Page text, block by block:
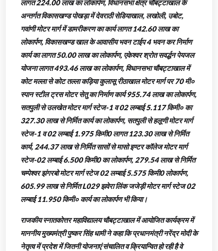
लागत 224.00 लाख का लोकार्पण, विधानसभा क्षेत्र चौबट्टाखाल के
अन्तर्गत विकासखण्ड पोखड़ा में देवराठी सेडियाखाल, लखोली, उबोट,
गवांणी मोटर मार्ग में डामरीकरण का कार्य लागत 142.60 लाख का
लोकार्पण, विकासखण्ड खाल के आवासीय भवन टाईप 4 भवन कर निर्माण
कार्य का लागत 50.00 लाख का लोकार्पण, एकेश्वर श्रोत सवर्द्धन पेयजल
योजना लागत 493.46 लाख का लोकार्पण, विधानसभा चौबट्टाखाल में
कोट मल्ला से कोट तल्ला कड़िया कुलासू रीठाखाल मोटर मार्ग पर 70 मी०
स्पान स्टील ट्रस मोटर सेतु का निर्माण कार्य 955.74 लाख का लोकार्पण,
सतपुली से उलखेत मोटर मार्ग स्टेज-1 व 02 लम्बाई 5.117 किमी० का
327.30 लाख से निर्मित कार्य का लोकार्पण, सतपुली से हलूणी मोटर मार्ग
स्टेज-1 व 02 लम्बाई 1.975 किमी0 लागत 123.30 लाख से निर्मित
कार्य, 244.37 लाख से निर्मित सासों से मासो इण्टर कॉलेज मोटर मार्ग
स्टेज-02 लम्बाई 6.500 किमी0 का लोकार्पण, 279.54 लाख से निर्मित
चम्पेश्वर झंगरबो मोटर मार्ग स्टेज 02 लम्बाई 5.575 किमी0 लोकार्पण,
605.99 लाख से निर्मित L029 झवेरा लिंक जजेड़ी मोटर मार्ग स्टेज 02
लम्बाई 11.950 किमी० कार्य का लोकार्पण भी किया।
राजकीय स्नातकोत्तर महाविद्यालय चौबट्टाखाल में आयोजित कार्यक्रम में
माननीय मुख्यमंत्री पुष्कर सिंह धामी ने कहा कि प्रधानमंत्री नरेंद्र मोदी के
नेतृत्व में प्रदेश में जितनी योजनाएं संचालित व क्रियान्वित हो रही है वे